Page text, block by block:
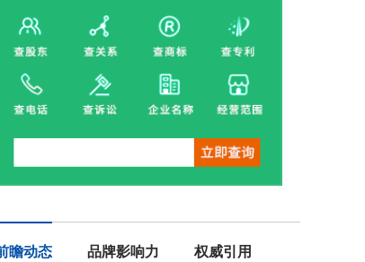
瞻动态 品牌影响力 权威引用